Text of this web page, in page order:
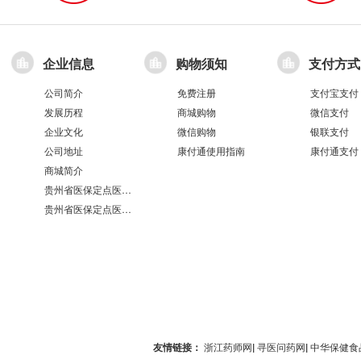
企业信息
公司简介
发展历程
企业文化
公司地址
商城简介
贵州省医保定点医疗机构医保服务情况表（第551分店）
贵州省医保定点医疗机构医保服务情况表（第100分店）
购物须知
免费注册
商城购物
微信购物
康付通使用指南
支付方式
支付宝支付
微信支付
银联支付
康付通支付
友情链接： 浙江药师网| 寻医问药网| 中华保健食